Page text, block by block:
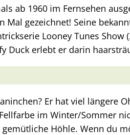
ab 1960 im Fernsehen
Mal gezeichnet! Seine
Looney Tunes Show
Duck erlebt er darin
Er hat viel längere
im Winter/Sommer
Höhle. Wenn du